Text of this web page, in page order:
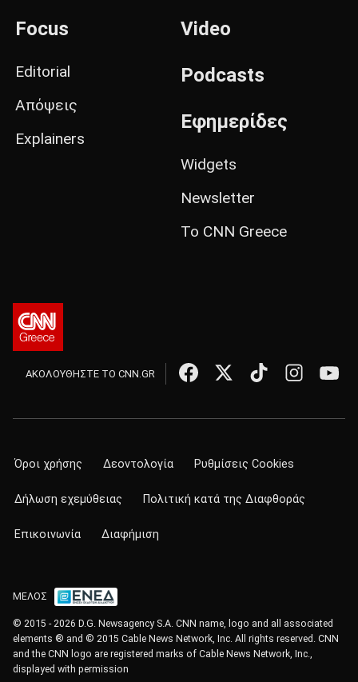
Focus
Editorial
Απόψεις
Explainers
Video
Podcasts
Εφημερίδες
Widgets
Newsletter
Το CNN Greece
ΑΚΟΛΟΥΘΗΣΤΕ ΤΟ CNN.GR
Όροι χρήσης Δεοντολογία Ρυθμίσεις Cookies
Δήλωση εχεμύθειας Πολιτική κατά της Διαφθοράς
Επικοινωνία Διαφήμιση
ΜΕΛΟΣ
© 2015 - 2026 D.G. Newsagency S.A. CNN name, logo and all associated
elements ® and © 2015 Cable News Network, Inc. All rights reserved. CNN
and the CNN logo are registered marks of Cable News Network, Inc.,
displayed with permission